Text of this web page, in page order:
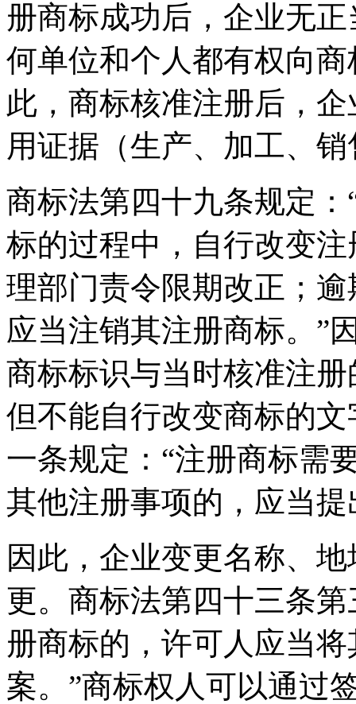
册商标成功后，企业无
何单位和个人都有权向
此，商标核准注册后，
用证据（生产、加工、
商标法第四十九条规定
标的过程中，自行改变
理部门责令限期改正；
应当注销其注册商标。”
商标标识与当时核准注
但不能自行改变商标的
一条规定：“注册商标需
其他注册事项的，应当
因此，企业变更名称、
更。商标法第四十三条
册商标的，许可人应当
案。”商标权人可以通过